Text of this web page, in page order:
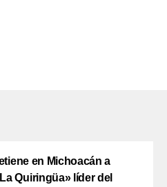
en Michoacán a
Quiringüa» líder del